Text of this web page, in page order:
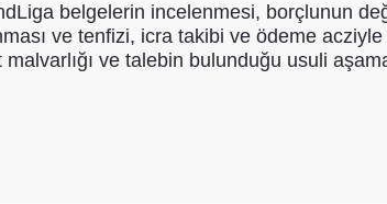
belgelerin incelenmesi, borçlunun
ve tenfizi, icra takibi ve ödeme acziyle
ve talebin bulunduğu usuli